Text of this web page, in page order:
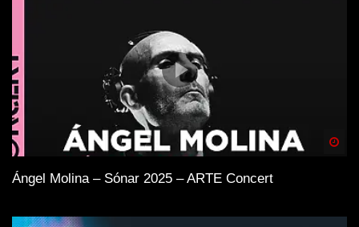
Ángel Molina – Sónar 2025 – ARTE Concert